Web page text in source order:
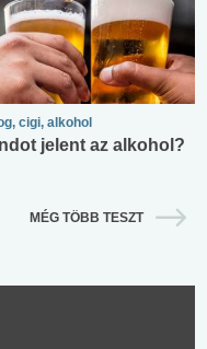
cigi, alkohol
jelent az alkohol?
MÉG TÖBB TESZT